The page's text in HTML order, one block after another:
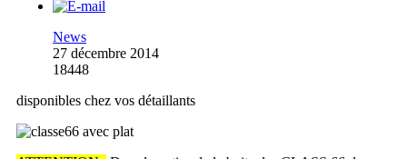
News
27 décembre 2014
18448
disponibles chez vos détaillants